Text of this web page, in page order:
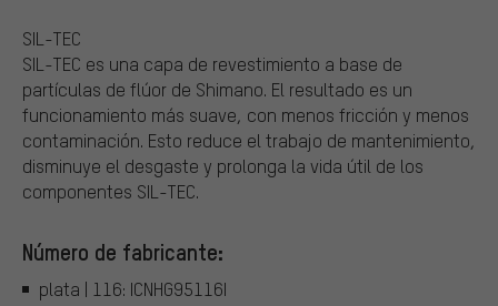
SIL-TEC
SIL-TEC es una capa de revestimiento a base de
partículas de flúor de Shimano. El resultado es un
funcionamiento más suave, con menos fricción y menos
contaminación. Esto reduce el trabajo de mantenimiento,
disminuye el desgaste y prolonga la vida útil de los
componentes SIL-TEC.
Número de fabricante:
plata | 116: ICNHG95116I